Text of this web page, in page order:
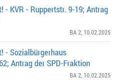
- KVR - Ruppertstr. 9-19; Antrag
BA 2 , 10.02.2025
- Sozialbürgerhaus
Antrag der SPD-Fraktion
BA 2 , 10.02.2025